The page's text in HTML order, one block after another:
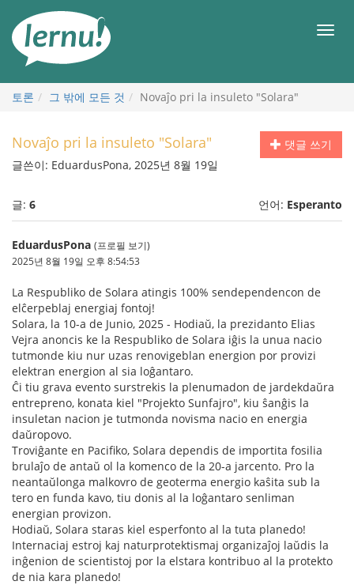
메
토론 그 밖에 모든 것 Novaĵo pri la insuleto "Solara"
댓글 쓰기
Novaĵo pri la insuleto "Solara"
글쓴이: EduardusPona, 2025년 8월 19일
글: 6 언어: Esperanto
EduardusPona (프로필 보기)
2025년 8월 19일 오후 8:54:53
La Respubliko de Solara atingis 100% sendependencon de
elĉerpeblaj energiaj fontoj!
Solara, la 10-a de Junio, 2025 - Hodiaŭ, la prezidanto Elias
Vejra anoncis ke la Respubliko de Solara iĝis la unua nacio
tutmonde kiu nur uzas renovigeblan energion por provizi
elektran energion al sia loĝantaro.
Ĉi tiu grava evento surstrekis la plenumadon de jardekdaŭra
entrepreno, konata kiel "Projekto Sunfajro", kiu ŝanĝis la
insuletan nacion je tutmonda novisma nacio en energia
daŭropovo.
Troviĝante en Pacifiko, Solara dependis de importita fosilia
brulaĵo de antaŭ ol la komenco de la 20-a jarcento. Pro la
neantaŭlonga malkovro de geoterma energio kaŝita sub la
tero en funda kavo, tiu donis al la loĝantaro senliman
energian provizon.
Hodiaŭ, Solara staras kiel esperfonto al la tuta planedo!
Internaciaj estroj kaj naturprotektismaj organizaĵoj laŭdis la
inĝenion de scientistoj por la elstara kontribuo al la protekto
de nia kara planedo!